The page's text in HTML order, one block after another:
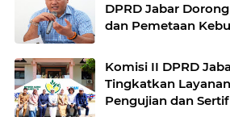
DPRD Jabar
dan Pemetaan
Komisi II DPRD
Tingkatkan
Pengujian dan